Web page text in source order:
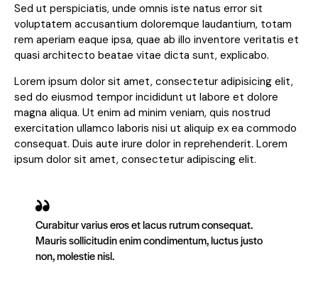
Sed ut perspiciatis, unde omnis iste natus error sit
voluptatem accusantium doloremque laudantium, totam
rem aperiam eaque ipsa, quae ab illo inventore veritatis et
quasi architecto beatae vitae dicta sunt, explicabo.
Lorem ipsum dolor sit amet, consectetur adipisicing elit,
sed do eiusmod tempor incididunt ut labore et dolore
magna aliqua. Ut enim ad minim veniam, quis nostrud
exercitation ullamco laboris nisi ut aliquip ex ea commodo
consequat. Duis aute irure dolor in reprehenderit. Lorem
ipsum dolor sit amet, consectetur adipiscing elit.
Curabitur varius eros et lacus rutrum consequat.
Mauris sollicitudin enim condimentum, luctus justo
non, molestie nisl.